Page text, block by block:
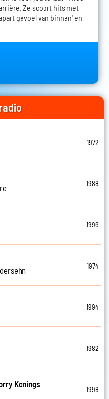
Ze scoort hits met
gevoel van binnen' en
1972
1988
1996
1974
1994
1982
Konings
1998